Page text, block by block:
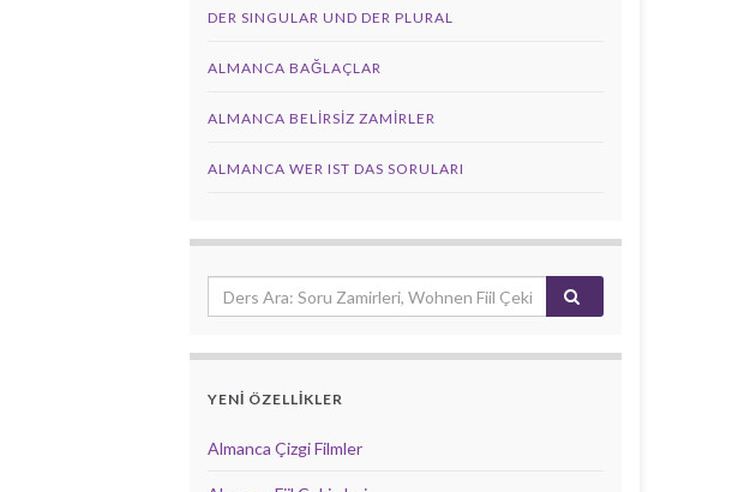
DER SINGULAR UND DER PLURAL
ALMANCA BAĞLAÇLAR
ALMANCA BELIRSIZ ZAMIRLER
ALMANCA WER IST DAS SORULARI
YENİ ÖZELLİKLER
Almanca Çizgi Filmler